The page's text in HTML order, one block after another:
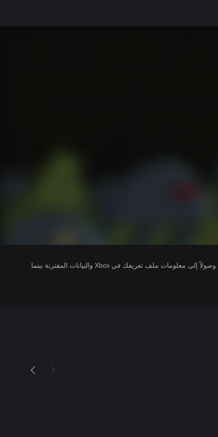
يتلقى ناشرو الألعاب التي تقوم بتشغيلها وصولاً إلى معلومات ملف تعريفك في Xbox والبيانات المقترنة بينما